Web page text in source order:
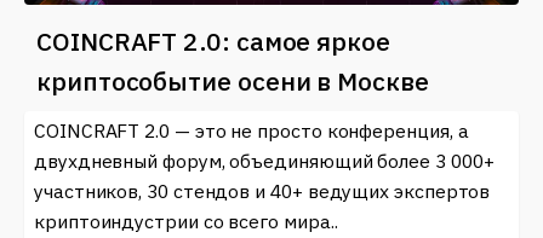
COINCRAFT 2.0: самое яркое
криптособытие осени в Москве
COINCRAFT 2.0 — это не просто конференция, а
двухдневный форум, объединяющий более 3 000+
участников, 30 стендов и 40+ ведущих экспертов
криптоиндустрии со всего мира..